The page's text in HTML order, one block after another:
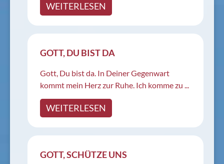
WEITERLESEN
GOTT, DU BIST DA
Gott, Du bist da. In Deiner Gegenwart
kommt mein Herz zur Ruhe. Ich komme zu ...
WEITERLESEN
GOTT, SCHÜTZE UNS